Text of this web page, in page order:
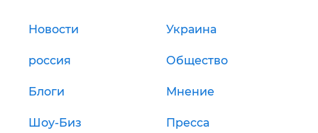
Новости Украина
россия Общество
Блоги Мнение
Шоу-Биз Пресса